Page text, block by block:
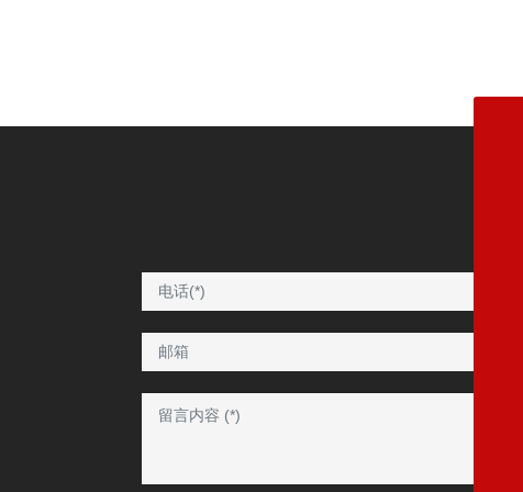
qibinshan@spgpack.com
邮箱 -- 张经理
weizhang@spgpack.com
电话 -- 何经理